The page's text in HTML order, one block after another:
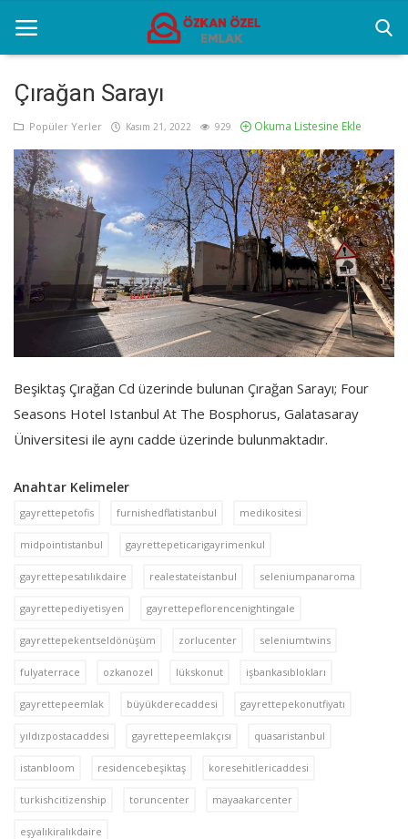
Anasayfa
Popüler Yerler
Gayrettepe Projeler
Genel
Galeri
İletişim
Türkçe
Çırağan Sarayı
Popüler Yerler Kasım 21, 2022 929 Okuma Listesine Ekle
Beşiktaş Çırağan Cd üzerinde bulunan Çırağan Sarayı; Four
Seasons Hotel Istanbul At The Bosphorus, Galatasaray
Üniversitesi ile aynı cadde üzerinde bulunmaktadır.
Anahtar Kelimeler
gayrettepetofis furnishedflatistanbul medikositesi
midpointistanbul gayrettepeticarigayrimenkul
gayrettepesatılıkdaire realestateistanbul seleniumpanaroma
gayrettepediyetisyen gayrettepeflorencenightingale
gayrettepekentseldönüşüm zorlucenter seleniumtwins
fulyaterrace ozkanozel lükskonut işbankasıblokları
gayrettepeemlak büyükderecaddesi gayrettepekonutfiyatı
yıldızpostacaddesi gayrettepeemlakçısı quasaristanbul
istanbloom residencebeşiktaş koresehitlericaddesi
turkishcitizenship toruncenter mayaakarcenter
eşyalıkiralıkdaire